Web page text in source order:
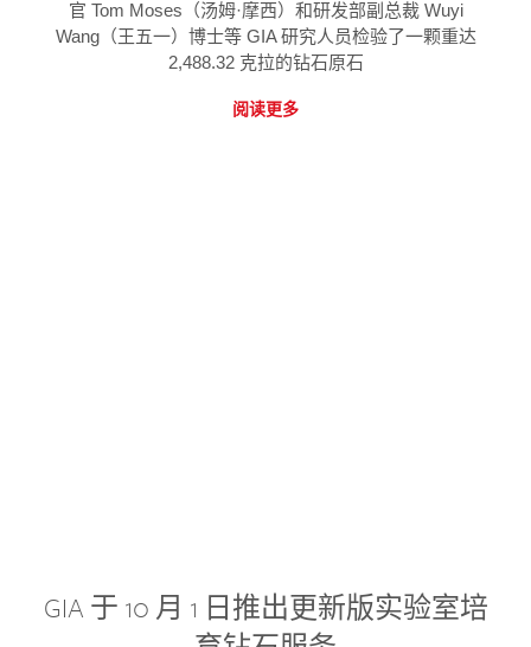
官 Tom Moses（汤姆·摩西）和研发部副总裁 Wuyi
Wang（王五一）博士等 GIA 研究人员检验了一颗重达
2,488.32 克拉的钻石原石
阅读更多
GIA 于 10 月 1 日推出更新版实验室培